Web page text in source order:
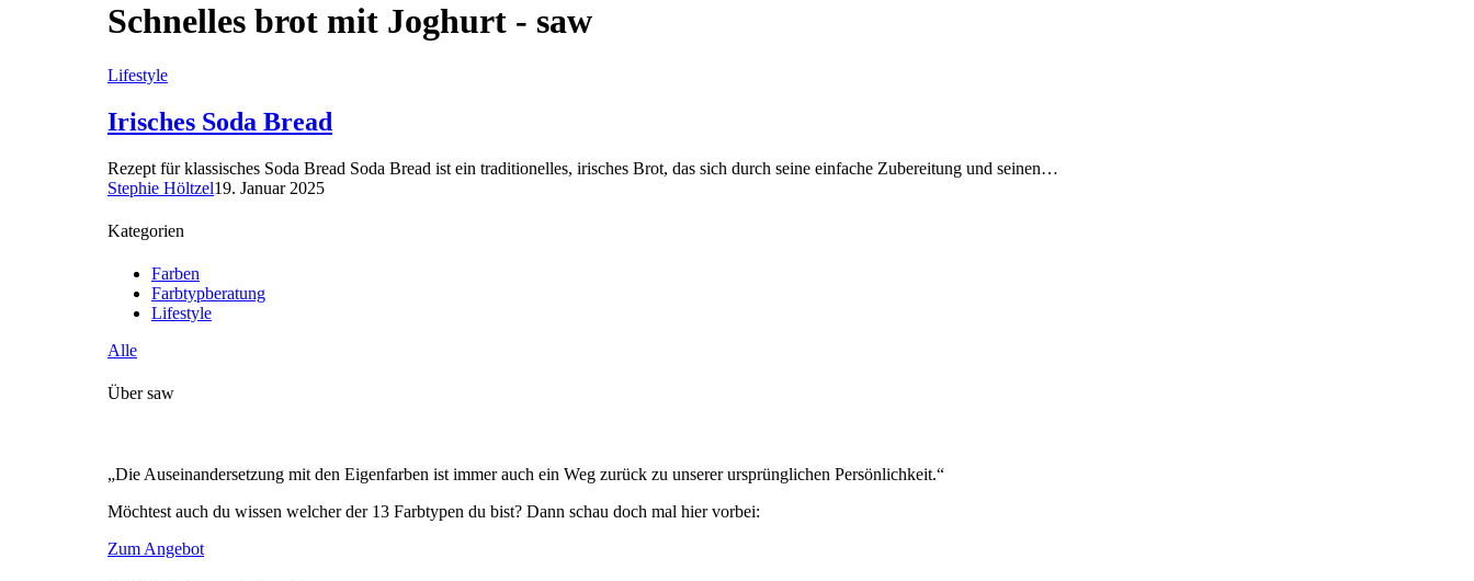
Schnelles brot mit Joghurt - saw
Lifestyle
Irisches Soda Bread
Rezept für klassisches Soda Bread Soda Bread ist ein traditionelles, irisches Brot, das sich durch seine einfache Zubereitung und seinen…
Stephie Höltzel19. Januar 2025
Kategorien
Farben
Farbtypberatung
Lifestyle
Alle
Über saw
„Die Auseinandersetzung mit den Eigenfarben ist immer auch ein Weg zurück zu unserer ursprünglichen Persönlichkeit.“
Möchtest auch du wissen welcher der 13 Farbtypen du bist? Dann schau doch mal hier vorbei:
Zum Angebot